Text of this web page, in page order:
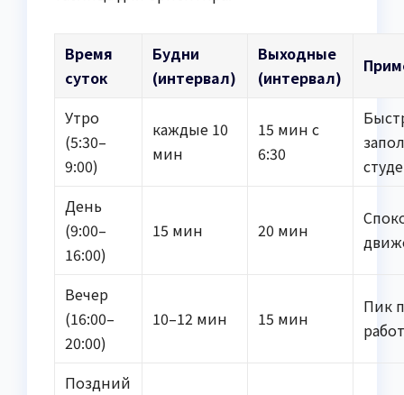
Время
суток
Будни
(интервал)
Выходные
(интервал)
Утро
(5:30–
9:00)
каждые 10
мин
15 мин с
6:30
День
(9:00–
16:00)
15 мин 20 мин
Вечер
(16:00–
20:00)
10–12 мин 15 мин
Пик
Поздний